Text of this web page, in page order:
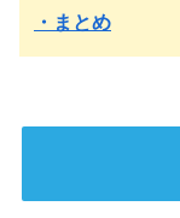
・まとめ